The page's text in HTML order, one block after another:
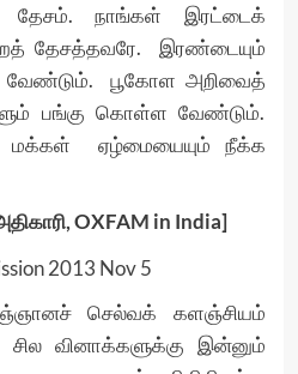
தேசம். நாங்கள் இரட்டைக்
தேசத்தவரே. இரண்டையும்
வேண்டும். பூகோள அறிவைத்
பங்கு கொள்ள வேண்டும்.
மக்கள் ஏழ்மையையும் நீக்க
OXFAM in India]
செல்வக் களஞ்சியம்
சில வினாக்களுக்கு இன்னும்